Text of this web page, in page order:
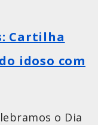
Cartilha
idoso com
o Dia